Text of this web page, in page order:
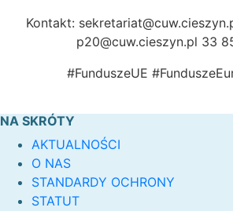
Kontakt:
p20@cuw.cieszyn.pl 33
#FunduszeUE
NA SKRÓTY
AKTUALNOŚCI
O NAS
STANDARDY OCHRONY
STATUT